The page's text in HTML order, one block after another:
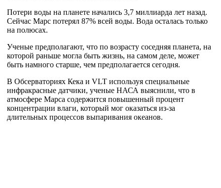
Потери воды на планете начались 3,7 миллиарда лет назад.
Сейчас Марс потерял 87% всей воды. Вода осталась только
на полюсах.
Ученые предполагают, что по возрасту соседняя планета, на
которой раньше могла быть жизнь, на самом деле, может
быть намного старше, чем предполагается сегодня.
В Обсерваториях Кека и VLT используя специальные
инфракрасные датчики, ученые НАСА выяснили, что в
атмосфере Марса содержится повышенный процент
концентрации влаги, который мог оказаться из-за
длительных процессов выпаривания океанов.